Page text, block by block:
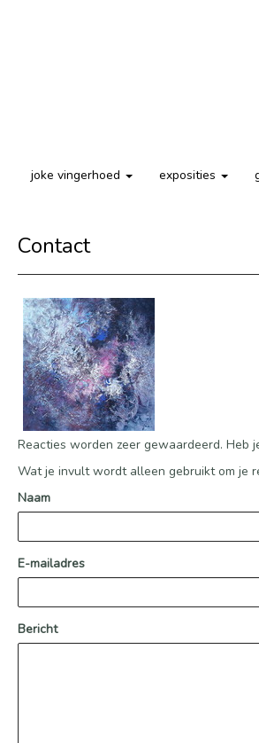
joke vingerhoed exposities
Contact
Reacties worden zeer gewaardeerd. Heb
Wat je invult wordt alleen gebruikt om je
Naam
E-mailadres
Bericht